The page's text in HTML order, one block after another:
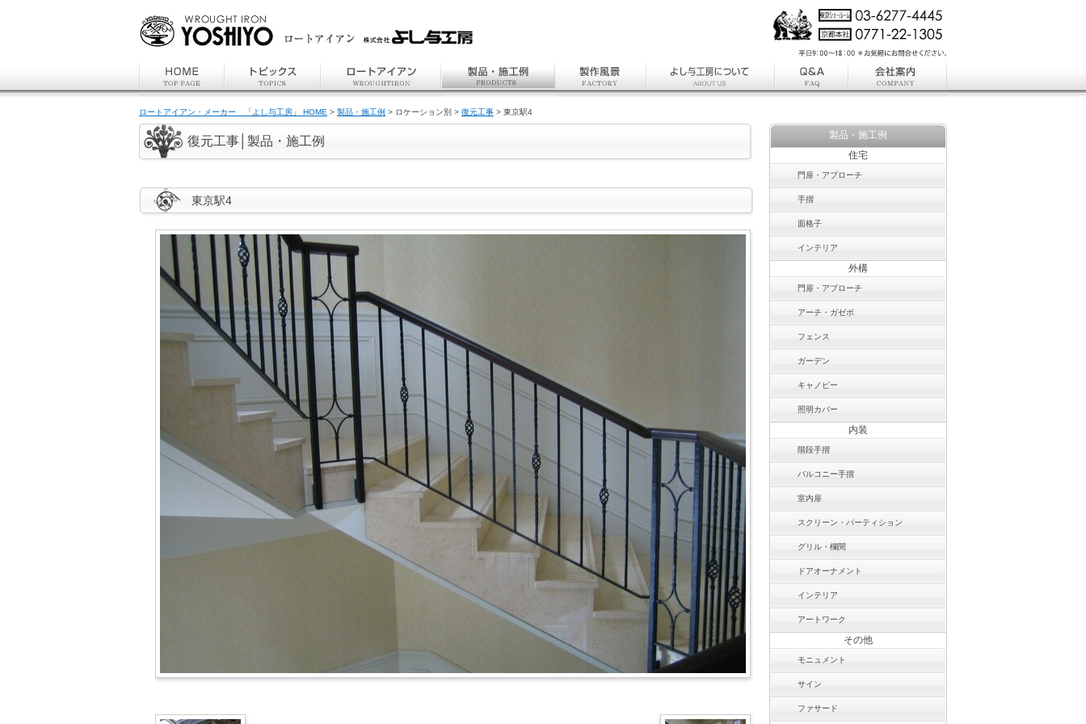
ロートアイアン・メーカー 「よし与工房」 HOME > 製品・施工例 > ロケーション別 > 復元工事 > 東京駅4
復元工事│製品・施工例
東京駅4
製品・施工例
住宅
門扉・アプローチ
手摺
面格子
インテリア
外構
門扉・アプローチ
アーチ・ガゼボ
フェンス
ガーデン
キャノピー
照明カバー
内装
階段手摺
バルコニー手摺
室内扉
スクリーン・パーティション
グリル・欄間
ドアオーナメント
インテリア
アートワーク
その他
モニュメント
サイン
ファサード